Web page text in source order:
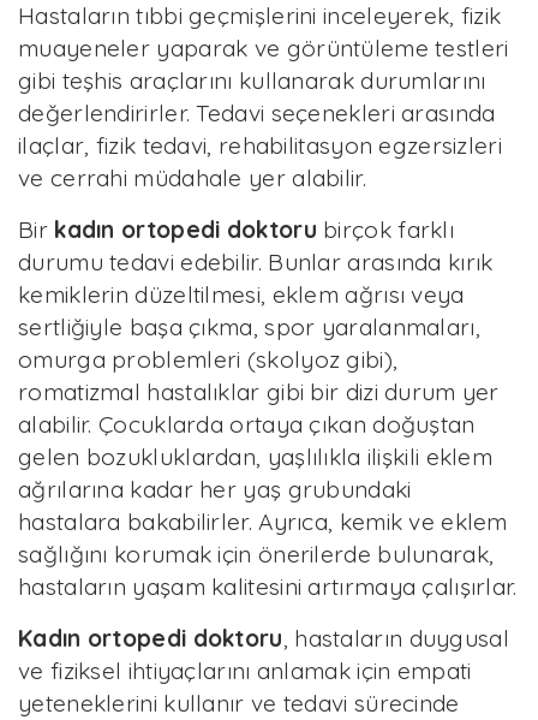
Hastaların tıbbi geçmişlerini inceleyerek, fizik
muayeneler yaparak ve görüntüleme testleri
gibi teşhis araçlarını kullanarak durumlarını
değerlendirirler. Tedavi seçenekleri arasında
ilaçlar, fizik tedavi, rehabilitasyon egzersizleri
ve cerrahi müdahale yer alabilir.
Birkadın ortopedi doktoru birçok farklı
durumu tedavi edebilir. Bunlar arasında kırık
kemiklerin düzeltilmesi, eklem ağrısı veya
sertliğiyle başa çıkma, spor yaralanmaları,
omurga problemleri (skolyoz gibi),
romatizmal hastalıklar gibi bir dizi durum yer
alabilir. Çocuklarda ortaya çıkan doğuştan
gelen bozukluklardan, yaşlılıkla ilişkili eklem
ağrılarına kadar her yaş grubundaki
hastalara bakabilirler. Ayrıca, kemik ve eklem
sağlığını korumak için önerilerde bulunarak,
hastaların yaşam kalitesini artırmaya çalışırlar.
Kadın ortopedi doktoru, hastaların duygusal
ve fiziksel ihtiyaçlarını anlamak için empati
yeteneklerini kullanır ve tedavi sürecinde